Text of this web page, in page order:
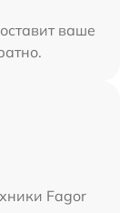
ваше
Fagor